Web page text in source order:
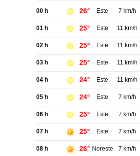
00 h 26° Este 7 km/h
01 h 25° Este 11 km/h
02 h 25° Este 11 km/h
03 h 25° Este 11 km/h
04 h 24° Este 11 km/h
05 h 24° Este 7 km/h
06 h 25° Este 7 km/h
07 h 25° Este 7 km/h
08 h 26° Noreste 7 km/h